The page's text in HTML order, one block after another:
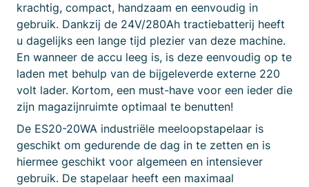
krachtig, compact, handzaam en eenvoudig in
gebruik. Dankzij de 24V/280Ah tractiebatterij heeft
u dagelijks een lange tijd plezier van deze machine.
En wanneer de accu leeg is, is deze eenvoudig op te
laden met behulp van de bijgeleverde externe 220
volt lader. Kortom, een must-have voor een ieder die
zijn magazijnruimte optimaal te benutten!
De ES20-20WA industriële meeloopstapelaar is
geschikt om gedurende de dag in te zetten en is
hiermee geschikt voor algemeen en intensiever
gebruik. De stapelaar heeft een maximaal